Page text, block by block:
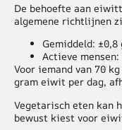
De behoefte aan
algemene richtlijnen
Gemiddeld:
Actieve
Voor iemand van 70
gram eiwit per dag,
Vegetarisch eten kan
bewust kiest voor